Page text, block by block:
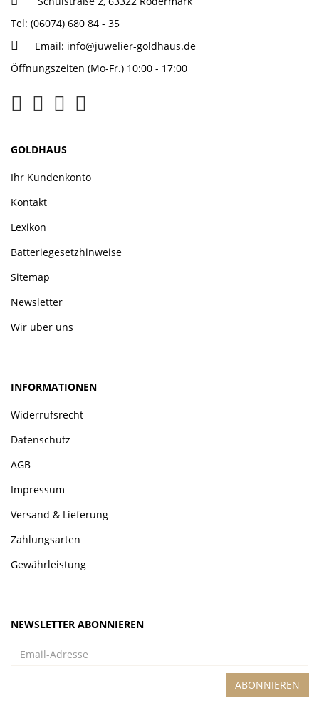
Tel: (06074) 680 84 - 35
Email: info@juwelier-goldhaus.de
Öffnungszeiten (Mo-Fr.) 10:00 - 17:00
GOLDHAUS
Ihr Kundenkonto
Kontakt
Lexikon
Batteriegesetzhinweise
Sitemap
Newsletter
Wir über uns
INFORMATIONEN
Widerrufsrecht
Datenschutz
AGB
Impressum
Versand & Lieferung
Zahlungsarten
Gewährleistung
NEWSLETTER ABONNIEREN
Adresse
ABONNIEREN